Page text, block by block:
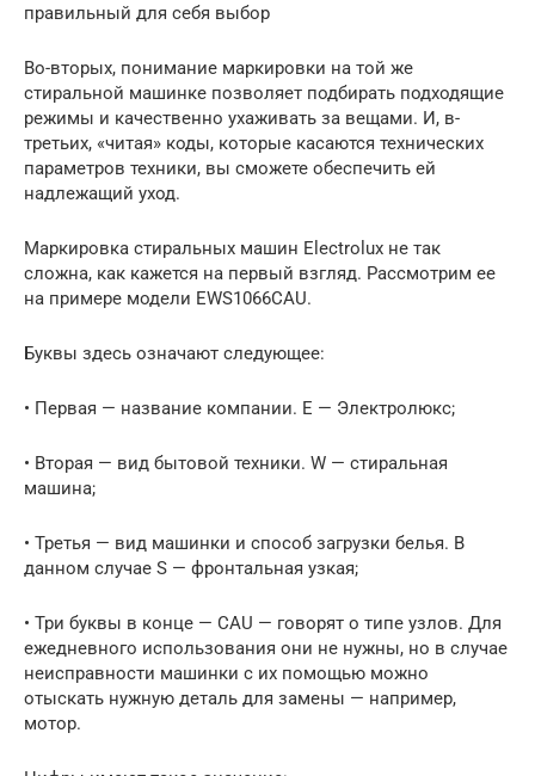
правильный для себя выбор
Во-вторых, понимание маркировки на той же
стиральной машинке позволяет подбирать подходящие
режимы и качественно ухаживать за вещами. И, в-
третьих, «читая» коды, которые касаются технических
параметров техники, вы сможете обеспечить ей
надлежащий уход.
Маркировка стиральных машин Electrolux не так
сложна, как кажется на первый взгляд. Рассмотрим ее
на примере модели EWS1066CAU.
Буквы здесь означают следующее:
• Первая — название компании. Е — Электролюкс;
• Вторая — вид бытовой техники. W — стиральная
машина;
• Третья — вид машинки и способ загрузки белья. В
данном случае S — фронтальная узкая;
• Три буквы в конце — CAU — говорят о типе узлов. Для
ежедневного использования они не нужны, но в случае
неисправности машинки с их помощью можно
отыскать нужную деталь для замены — например,
мотор.